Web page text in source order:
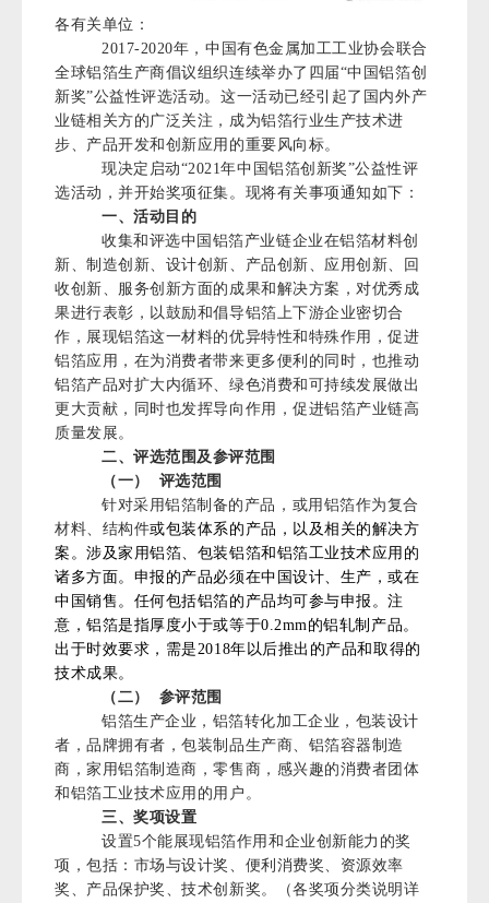
各有关单位：
2017-2020年，中国有色金属加工工业协会联合
全球铝箔生产商倡议组织连续举办了四届“中国铝箔创
新奖”公益性评选活动。这一活动已经引起了国内外产
业链相关方的广泛关注，成为铝箔行业生产技术进
步、产品开发和创新应用的重要风向标。
现决定启动“2021年中国铝箔创新奖”公益性评
选活动，并开始奖项征集。现将有关事项通知如下：
一、活动目的
收集和评选中国铝箔产业链企业在铝箔材料创
新、制造创新、设计创新、产品创新、应用创新、回
收创新、服务创新方面的成果和解决方案，对优秀成
果进行表彰，以鼓励和倡导铝箔上下游企业密切合
作，展现铝箔这一材料的优异特性和特殊作用，促进
铝箔应用，在为消费者带来更多便利的同时，也推动
铝箔产品对扩大内循环、绿色消费和可持续发展做出
更大贡献，同时也发挥导向作用，促进铝箔产业链高
质量发展。
二、评选范围及参评范围
（一）
评选范围
针对采用铝箔制备的产品，或用铝箔作为复合
材料、结构件或包装体系的产品，以及相关的解决方
案。涉及家用铝箔、包装铝箔和铝箔工业技术应用的
诸多方面。申报的产品必须在中国设计、生产，或在
中国销售。任何包括铝箔的产品均可参与申报。注
意，铝箔是指厚度小于或等于0.2mm的铝轧制产品。
出于时效要求，需是2018年以后推出的产品和取得的
技术成果。
（二）
参评范围
铝箔生产企业，铝箔转化加工企业，包装设计
者，品牌拥有者，包装制品生产商、铝箔容器制造
商，家用铝箔制造商，零售商，感兴趣的消费者团体
和铝箔工业技术应用的用户。
三、奖项设置
设置5个能展现铝箔作用和企业创新能力的奖
项，包括：市场与设计奖、便利消费奖、资源效率
奖、产品保护奖、技术创新奖。（各奖项分类说明详